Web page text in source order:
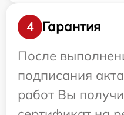
4
Гарантия
После
подписания
работ Вы